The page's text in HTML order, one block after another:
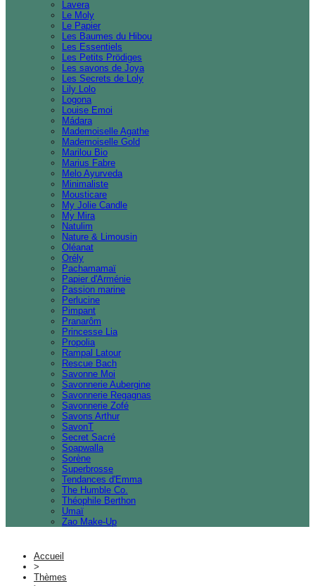
Lavera
Le Moly
Le Papier
Les Baumes du Hibou
Les Essentiels
Les Petits Prödiges
Les savons de Joya
Les Secrets de Loly
Lily Lolo
Logona
Louise Emoi
Mádara
Mademoiselle Agathe
Mademoiselle Gold
Marilou Bio
Marius Fabre
Melo Ayurveda
Minimaliste
Mousticare
My Jolie Candle
My Mira
Natulim
Nature & Limousin
Oléanat
Orély
Pachamamaï
Papier d'Arménie
Passion marine
Perlucine
Pimpant
Pranarôm
Princesse Lia
Propolia
Rampal Latour
Rescue Bach
Savonne Moi
Savonnerie Aubergine
Savonnerie Regagnas
Savonnerie Zofé
Savons Arthur
SavonT
Secret Sacré
Soapwalla
Sorène
Superbrosse
Tendances d'Emma
The Humble Co.
Théophile Berthon
Umaï
Zao Make-Up
Accueil
>
Thèmes